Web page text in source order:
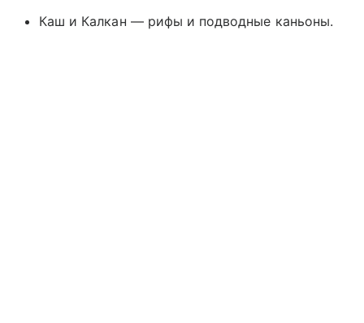
Каш и Калкан — рифы и подводные каньоны.